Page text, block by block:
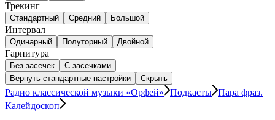
Трекинг
Стандартный Средний Большой
Интервал
Одинарный Полуторный Двойной
Гарнитура
Без засечек
С засечками
Вернуть стандартные настройки
Скрыть
Радио классической музыки «Орфей» Подкасты Пара фраз.
Калейдоскоп